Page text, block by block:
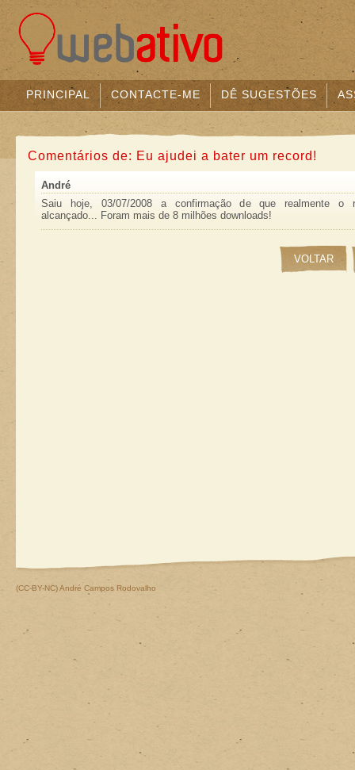
PRINCIPAL CONTACTE-ME DÊ SUGESTÕES
Comentários de: Eu ajudei a bater um record!
André
Saiu hoje, 03/07/2008 a confirmação de que realmente o
alcançado... Foram mais de 8 milhões downloads!
(CC-BY-NC)André Campos Rodovalho